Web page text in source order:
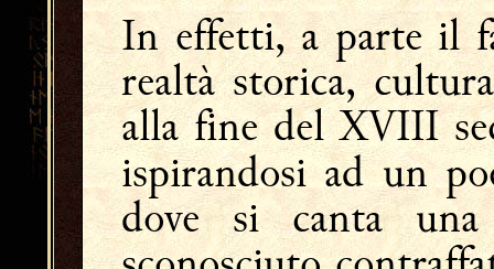
In effetti, a parte il
realtà storica,
alla fine del XVIII
ispirandosi ad un
dove si canta